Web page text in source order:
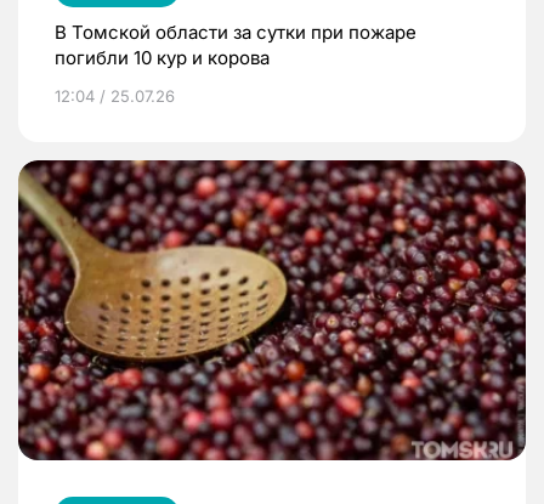
В Томской области за сутки при пожаре
погибли 10 кур и корова
12:04 / 25.07.26